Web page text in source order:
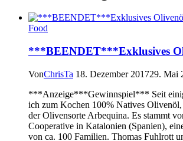
Food
***BEENDET***Exklusives
VonChrisTa 18. Dezember 201729. Mai
***Anzeige***Gewinnspiel*** Seit
ich zum Kochen 100% Natives Olivenöl,
der Olivensorte Arbequina. Es stammt
Cooperative in Katalonien (Spanien),
von ca. 100 Familien. Thomas Fuhlrott